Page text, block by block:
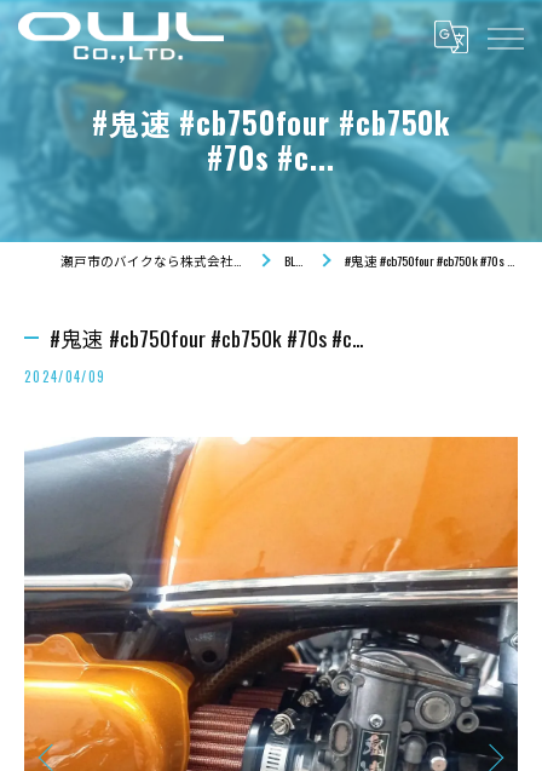
#鬼速 #cb750four #cb750k
#70s #c...
BLOG #鬼速 #cb750four #cb750k #70s #c...
#鬼速 #cb750four #cb750k #70s #c...
2024/04/09